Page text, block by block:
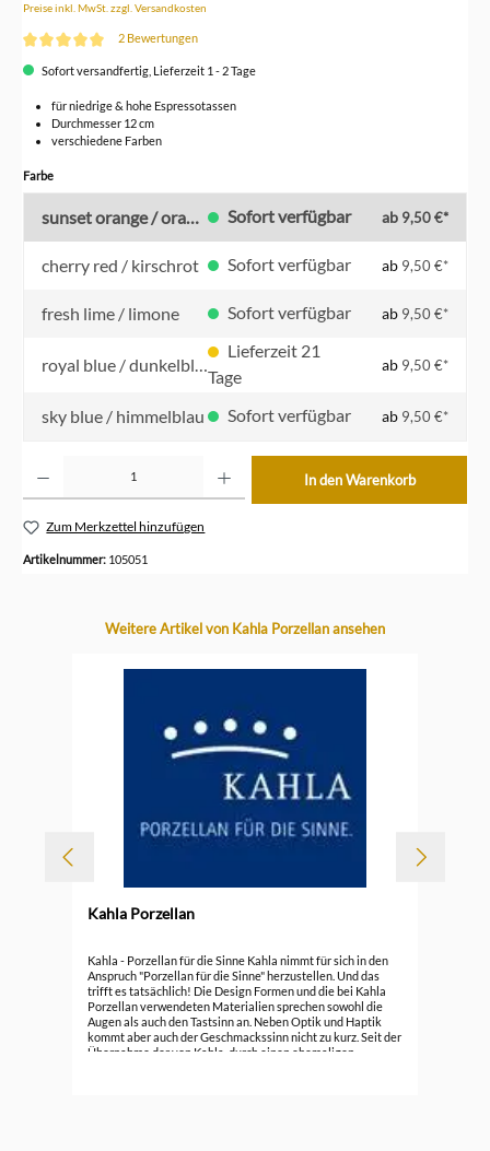
Preise inkl. MwSt. zzgl. Versandkosten
2 Bewertungen
Sofort versandfertig, Lieferzeit 1 - 2 Tage
für niedrige & hohe Espressotassen
Durchmesser 12 cm
verschiedene Farben
Farbeauswählen
sunset orange / orange Sofort verfügbar ab 9,50 €*
cherry red / kirschrot Sofort verfügbar ab 9,50 €*
fresh lime / limone Sofort verfügbar ab 9,50 €*
royal blue / dunkelblau
Tage
ab 9,50 €*
sky blue / himmelblau Sofort verfügbar ab 9,50 €*
In den Warenkorb
Zum Merkzettel hinzufügen
Artikelnummer: 105051
Produktgalerie überspringen
Weitere Artikel von Kahla Porzellan ansehen
Kahla Porzellan
Kahla - Porzellan für die Sinne Kahla nimmt für sich in den
Anspruch "Porzellan für die Sinne" herzustellen. Und das
trifft es tatsächlich! Die Design Formen und die bei Kahla
Porzellan verwendeten Materialien sprechen sowohl die
Augen als auch den Tastsinn an. Neben Optik und Haptik
kommt aber auch der Geschmackssinn nicht zu kurz. Seit der
Übernahme der von Kahla, durch einen ehemaligen